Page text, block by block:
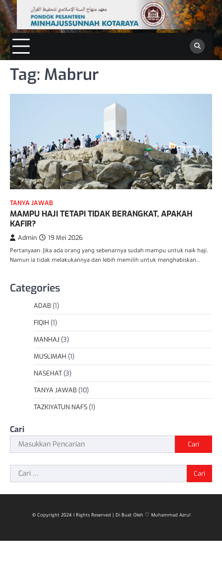
Skip
to
content
Tag: Mabrur
TANYA JAWAB
MAMPU HAJI TETAPI TIDAK BERANGKAT, APAKAH
KAFIR?
Admin 19 Mei 2026
Pertanyaan: Jika ada orang yang sebenarnya sudah mampu untuk naik haji.
Namun ia tidak melakukannya dan lebih memilih untuk menghabiskan…
Categories
ADAB (1)
FIQIH (1)
MANHAJ (3)
MUSLIMAH (1)
NASEHAT (3)
TANYA JAWAB (10)
TAZKIYATUN NAFS (1)
Cari
Cari
Cari
untuk:
© Copyright 2024 l Rights Reserved | Di Buat Oleh ♡ Muhammad Azrul